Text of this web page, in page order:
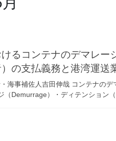
るコンテナのデマレー
の支払義務と港湾運送
海事補佐人吉田伸哉 コンテナの
（Demurrage）・ディテンション